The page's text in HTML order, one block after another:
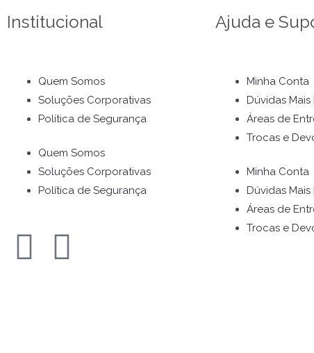
Institucional
Quem Somos
Soluções Corporativas
Política de Segurança
Quem Somos
Soluções Corporativas
Política de Segurança
F
I
Ajuda e
Minha Conta
Dúvidas
Áreas de
Trocas e
Minha Conta
Dúvidas
Áreas de
Trocas e